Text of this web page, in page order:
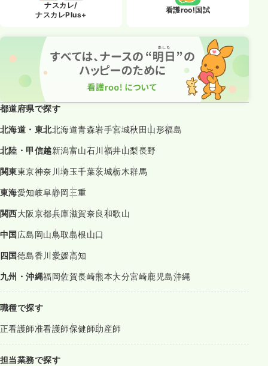
ナスカレ/
ナスカレPlus+
看護roo!国試
都道府県で探す
北海道・東北北海道青森岩手宮城秋田 山形福島
北陸・甲信越新潟富山石川 福井山梨長野
関東東京神奈川埼玉千葉茨城栃木群馬
東海愛知岐阜静岡三重
関西大阪京都兵庫滋賀奈良和歌山
中国 広島 岡山鳥取島根山口
四国徳島香川 愛媛高知
九州・沖縄福岡佐賀長崎熊本大分宮崎鹿児島沖縄
職種で探す
正看護師准看護師保健師助産師
担当業務で探す